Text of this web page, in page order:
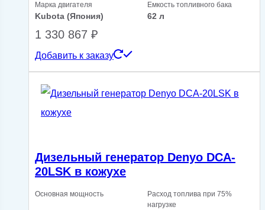
Марка двигателя
Kubota (Япония)
Емкость топливного бака
62 л
1 330 867 ₽
Добавить к заказу
Дизельный генератор Denyo DCA-
20LSK в кожухе
Основная мощность
Расход топлива при 75%
нагрузке